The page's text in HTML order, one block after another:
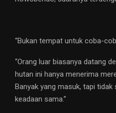
“Bukan tempat untuk coba-
“Orang luar biasanya datang
hutan ini hanya menerima
Banyak yang masuk, tapi
keadaan sama.”